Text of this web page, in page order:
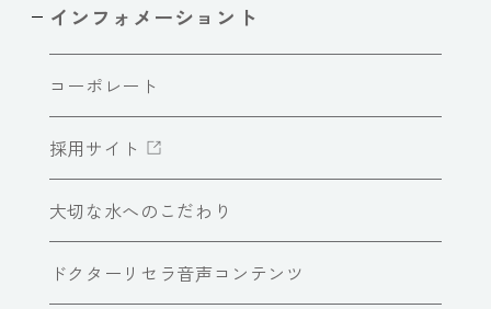
インフォメーショント
コーポレート
採用サイト
大切な水へのこだわり
ドクターリセラ音声コンテンツ